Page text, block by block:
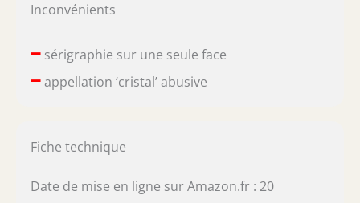
Inconvénients
–sérigraphie sur une seule face
–appellation ‘cristal’ abusive
Fiche technique
Date de mise en ligne sur Amazon.fr : 20